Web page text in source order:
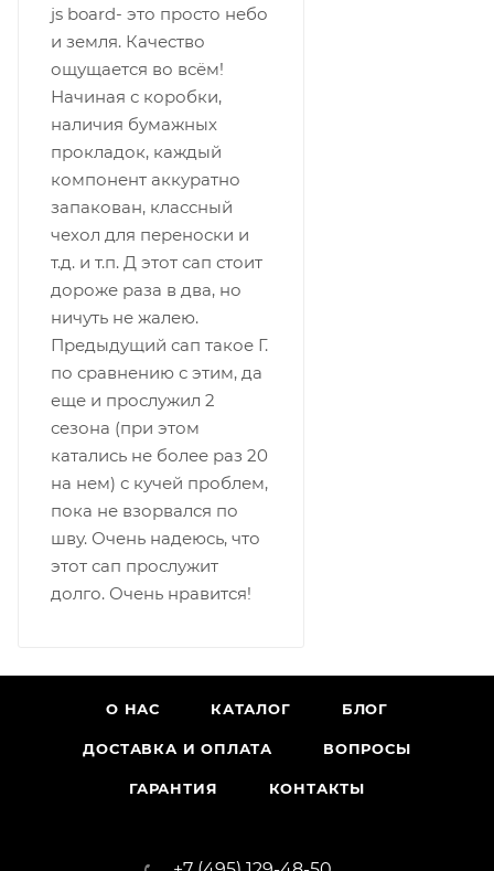
js board- это просто небо
и земля. Качество
ощущается во всём!
Начиная с коробки,
наличия бумажных
прокладок, каждый
компонент аккуратно
запакован, классный
чехол для переноски и
т.д. и т.п. Д этот сап стоит
дороже раза в два, но
ничуть не жалею.
Предыдущий сап такое Г.
по сравнению с этим, да
еще и прослужил 2
сезона (при этом
катались не более раз 20
на нем) с кучей проблем,
пока не взорвался по
шву. Очень надеюсь, что
этот сап прослужит
долго. Очень нравится!
О НАС КАТАЛОГ БЛОГ
ДОСТАВКА И ОПЛАТА ВОПРОСЫ
ГАРАНТИЯ КОНТАКТЫ